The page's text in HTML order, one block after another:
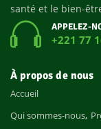
santé et le bien-
APPELEZ-
+221 77
À propos de nous
Accueil
Qui sommes-nous